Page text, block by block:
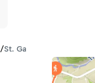
/St. Gallen